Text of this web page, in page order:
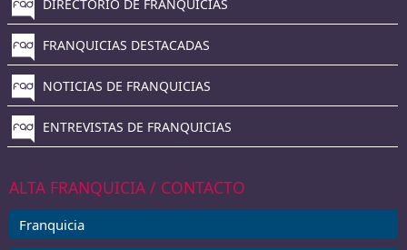
DIRECTORIO DE FRANQUICIAS
FRANQUICIAS DESTACADAS
NOTICIAS DE FRANQUICIAS
ENTREVISTAS DE FRANQUICIAS
ALTA FRANQUICIA / CONTACTO